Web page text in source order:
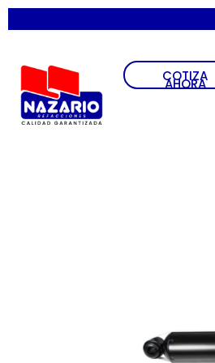
COTIZA
AHORA